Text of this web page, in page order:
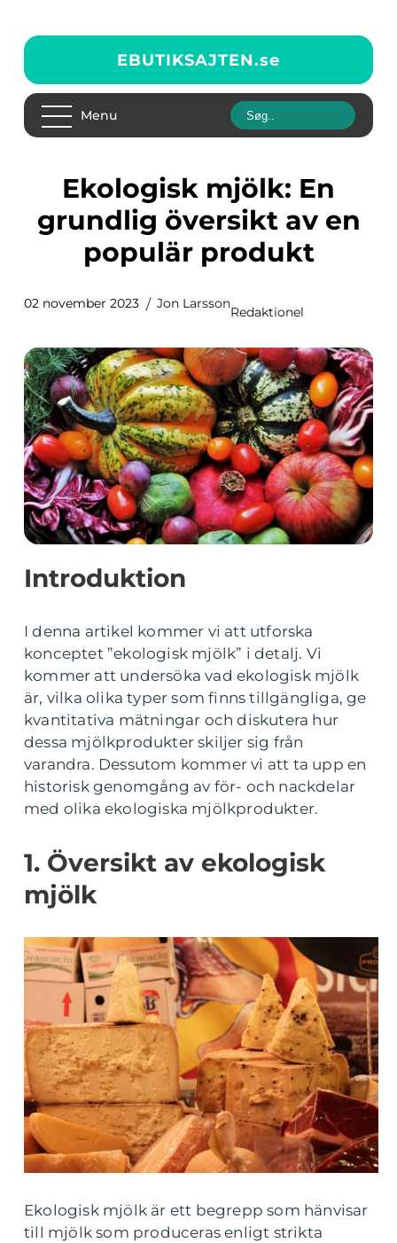
EBUTIKSAJTEN.se
Menu
Ekologisk mjölk: En
grundlig översikt av en
populär produkt
02 november 2023 Jon Larsson
Redaktionel
Introduktion
I denna artikel kommer vi att utforska
konceptet ”ekologisk mjölk” i detalj. Vi
kommer att undersöka vad ekologisk mjölk
är, vilka olika typer som finns tillgängliga, ge
kvantitativa mätningar och diskutera hur
dessa mjölkprodukter skiljer sig från
varandra. Dessutom kommer vi att ta upp en
historisk genomgång av för- och nackdelar
med olika ekologiska mjölkprodukter.
1. Översikt av ekologisk
mjölk
Ekologisk mjölk är ett begrepp som hänvisar
till mjölk som produceras enligt strikta